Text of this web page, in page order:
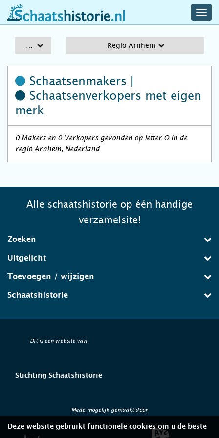
schaatshistorie.nl
Regio Arnhem
Schaatsenmakers |
Schaatsenverkopers met eigen
merk
0 Makers en 0 Verkopers gevonden op letter O in de
regio Arnhem, Nederland
Alle schaatshistorie op één handige
verzamelsite!
Zoeken
Uitgelicht
Toevoegen / wijzigen
Schaatshistorie
Dit is een website van
Stichting Schaatshistorie
Mede mogelijk gemaakt door
Deze website gebruikt functionele cookies om u de beste